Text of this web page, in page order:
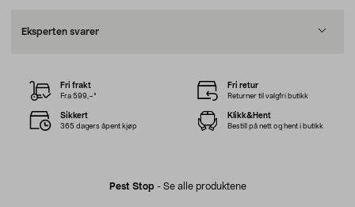
Eksperten svarer
Pest Stop - Se alle produktene
Fri frakt
Fra 599,–*
Fri retur
Returner til valgfri butikk
Sikkert
365 dagers åpent kjøp
Klikk&Hent
Bestill på nett og hent i butikk